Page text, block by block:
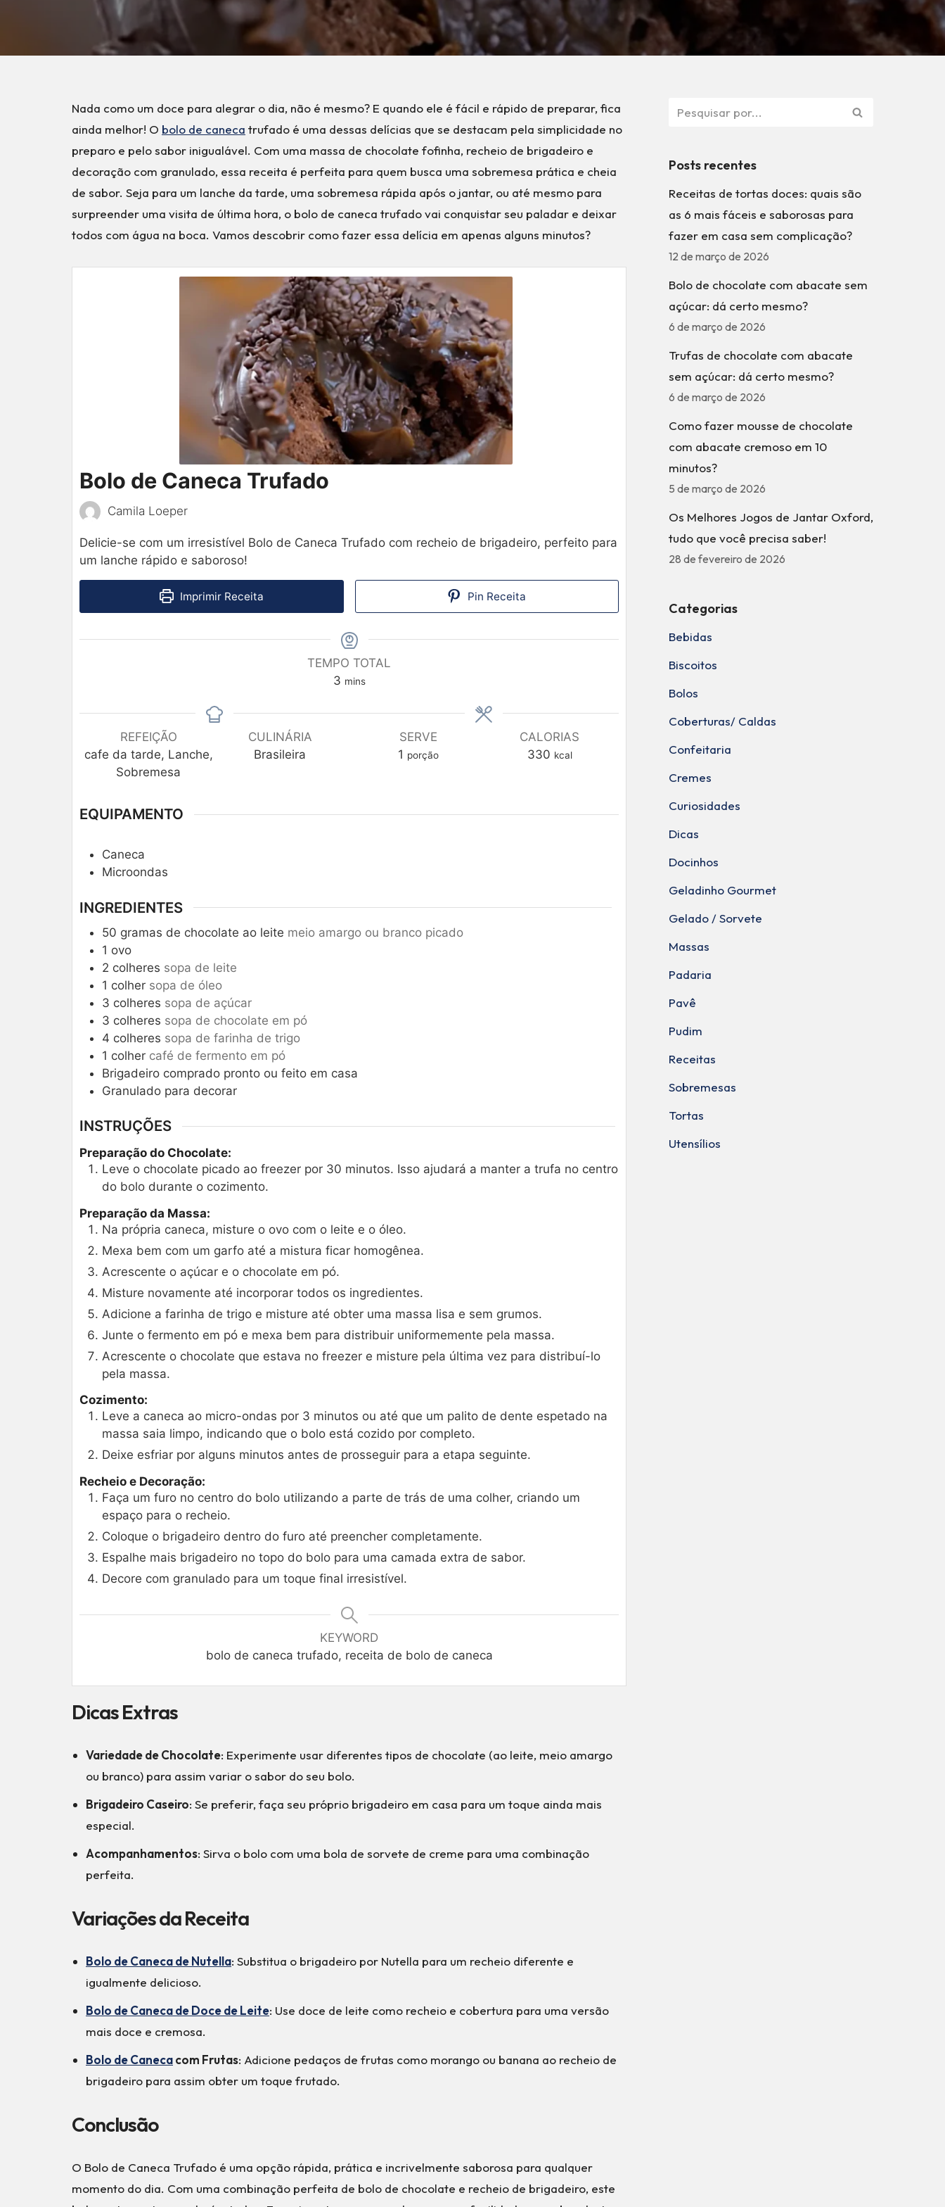
Nada como um doce para alegrar o dia, não é mesmo? E quando ele é fácil e rápido de preparar, fica
ainda melhor! O bolo de caneca trufado é uma dessas delícias que se destacam pela simplicidade no
preparo e pelo sabor inigualável. Com uma massa de chocolate fofinha, recheio de brigadeiro e
decoração com granulado, essa receita é perfeita para quem busca uma sobremesa prática e cheia
de sabor. Seja para um lanche da tarde, uma sobremesa rápida após o jantar, ou até mesmo para
surpreender uma visita de última hora, o bolo de caneca trufado vai conquistar seu paladar e deixar
todos com água na boca. Vamos descobrir como fazer essa delícia em apenas alguns minutos?
Bolo de Caneca Trufado
Camila Loeper
Delicie-se com um irresistível Bolo de Caneca Trufado com recheio de brigadeiro, perfeito para
um lanche rápido e saboroso!
Imprimir Receita Pin Receita
TEMPO TOTAL
3 mins
REFEIÇÃO
cafe da tarde, Lanche,
Sobremesa
CULINÁRIA
Brasileira
SERVE
1 porção
CALORIAS
330 kcal
EQUIPAMENTO
Caneca
Microondas
INGREDIENTES
50 gramas de chocolate ao leite meio amargo ou branco picado
1 ovo
2 colheres sopa de leite
1 colher sopa de óleo
3 colheres sopa de açúcar
3 colheres sopa de chocolate em pó
4 colheres sopa de farinha de trigo
1 colher café de fermento em pó
Brigadeiro comprado pronto ou feito em casa
Granulado para decorar
INSTRUÇÕES
Preparação do Chocolate:
Leve o chocolate picado ao freezer por 30 minutos. Isso ajudará a manter a trufa no centro
do bolo durante o cozimento.
Preparação da Massa:
Na própria caneca, misture o ovo com o leite e o óleo.
Mexa bem com um garfo até a mistura ficar homogênea.
Acrescente o açúcar e o chocolate em pó.
Misture novamente até incorporar todos os ingredientes.
Adicione a farinha de trigo e misture até obter uma massa lisa e sem grumos.
Junte o fermento em pó e mexa bem para distribuir uniformemente pela massa.
Acrescente o chocolate que estava no freezer e misture pela última vez para distribuí-lo
pela massa.
Cozimento:
Leve a caneca ao micro-ondas por 3 minutos ou até que um palito de dente espetado na
massa saia limpo, indicando que o bolo está cozido por completo.
Deixe esfriar por alguns minutos antes de prosseguir para a etapa seguinte.
Recheio e Decoração:
Faça um furo no centro do bolo utilizando a parte de trás de uma colher, criando um
espaço para o recheio.
Coloque o brigadeiro dentro do furo até preencher completamente.
Espalhe mais brigadeiro no topo do bolo para uma camada extra de sabor.
Decore com granulado para um toque final irresistível.
KEYWORD
bolo de caneca trufado, receita de bolo de caneca
Dicas Extras
Variedade de Chocolate: Experimente usar diferentes tipos de chocolate (ao leite, meio amargo
ou branco) para assim variar o sabor do seu bolo.
Brigadeiro Caseiro: Se preferir, faça seu próprio brigadeiro em casa para um toque ainda mais
especial.
Acompanhamentos: Sirva o bolo com uma bola de sorvete de creme para uma combinação
perfeita.
Variações da Receita
Bolo de Caneca de Nutella: Substitua o brigadeiro por Nutella para um recheio diferente e
igualmente delicioso.
Bolo de Caneca de Doce de Leite: Use doce de leite como recheio e cobertura para uma versão
mais doce e cremosa.
Bolo de Canecacom Frutas: Adicione pedaços de frutas como morango ou banana ao recheio de
brigadeiro para assim obter um toque frutado.
Conclusão
O Bolo de Caneca Trufado é uma opção rápida, prática e incrivelmente saborosa para qualquer
momento do dia. Com uma combinação perfeita de bolo de chocolate e recheio de brigadeiro, este
Posts recentes
Receitas de tortas doces: quais são
as 6 mais fáceis e saborosas para
fazer em casa sem complicação?
12 de março de 2026
Bolo de chocolate com abacate sem
açúcar: dá certo mesmo?
6 de março de 2026
Trufas de chocolate com abacate
sem açúcar: dá certo mesmo?
6 de março de 2026
Como fazer mousse de chocolate
com abacate cremoso em 10
minutos?
5 de março de 2026
Os Melhores Jogos de Jantar Oxford,
tudo que você precisa saber!
28 de fevereiro de 2026
Categorias
Bebidas
Biscoitos
Bolos
Coberturas/ Caldas
Confeitaria
Cremes
Curiosidades
Dicas
Docinhos
Geladinho Gourmet
Gelado / Sorvete
Massas
Padaria
Pavê
Pudim
Receitas
Sobremesas
Tortas
Utensílios